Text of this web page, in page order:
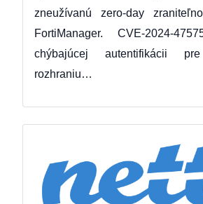
zneužívanú zero-day
FortiManager. CVE-2024-
chýbajúcej autentifikácii
rozhraniu…